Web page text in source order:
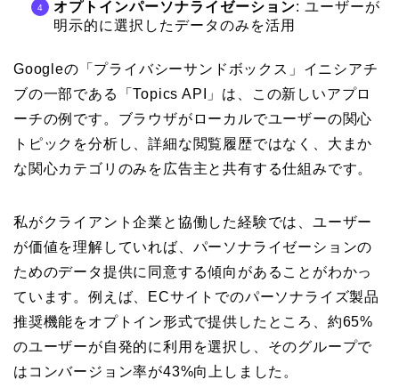
オプトインパーソナライゼーション: ユーザーが
明示的に選択したデータのみを活用
Googleの「プライバシーサンドボックス」イニシアチ
ブの一部である「Topics API」は、この新しいアプロ
ーチの例です。ブラウザがローカルでユーザーの関心
トピックを分析し、詳細な閲覧履歴ではなく、大まか
な関心カテゴリのみを広告主と共有する仕組みです。
私がクライアント企業と協働した経験では、ユーザー
が価値を理解していれば、パーソナライゼーションの
ためのデータ提供に同意する傾向があることがわかっ
ています。例えば、ECサイトでのパーソナライズ製品
推奨機能をオプトイン形式で提供したところ、約65%
のユーザーが自発的に利用を選択し、そのグループで
はコンバージョン率が43%向上しました。